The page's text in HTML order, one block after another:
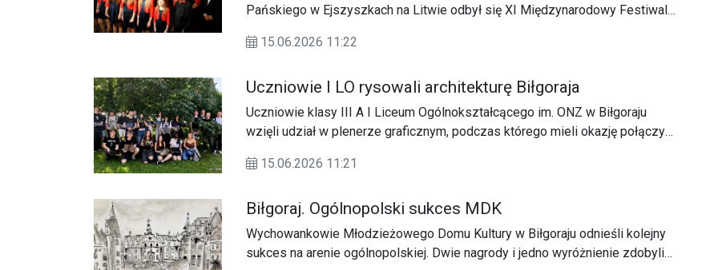
Pańskiego w Ejszyszkach na Litwie odbył się XI Międzynarodowy Festiwal
chórów z Litwy i Polski, wśród których znalazł się również Chór „Harmonia”
15.06.2026 11:22
Uczniowie I LO rysowali architekturę Biłgoraja
Uczniowie klasy III A I Liceum Ogólnokształcącego im. ONZ w Biłgoraju
wzięli udział w plenerze graficznym, podczas którego mieli okazję połączyć
wykonanie szkiców przedstawiających elementy architektury miasta.
15.06.2026 11:21
Biłgoraj. Ogólnopolski sukces MDK
Wychowankowie Młodzieżowego Domu Kultury w Biłgoraju odnieśli kolejny
sukces na arenie ogólnopolskiej. Dwie nagrody i jedno wyróżnienie zdobyli